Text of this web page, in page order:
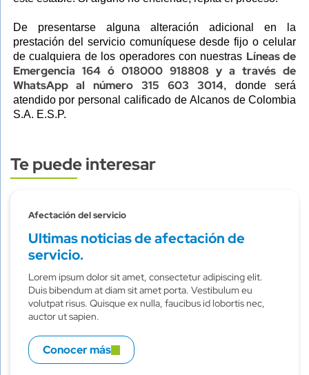
De presentarse alguna alteración adicional en la
prestación del servicio comuníquese desde fijo o celular
de cualquiera de los operadores con nuestras Líneas de
Emergencia 164 ó 018000 918808 y a través de
WhatsApp al número 315 603 3014, donde será
atendido por personal calificado de Alcanos de Colombia
S.A. E.S.P.
Subtitulo
Te puede interesar
Afectación del servicio
Ultimas noticias de afectación de
servicio.
Lorem ipsum dolor sit amet, consectetur adipiscing elit.
Duis bibendum at diam sit amet porta. Vestibulum eu
volutpat risus. Quisque ex nulla, faucibus id lobortis nec,
auctor ut sapien.
Conocer más